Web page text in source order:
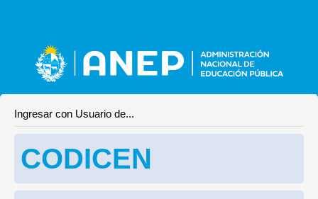
Ingresar con Usuario de...
CODICEN